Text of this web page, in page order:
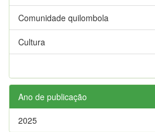
Comunidade quilombola
Cultura
Ano de publicação
2025